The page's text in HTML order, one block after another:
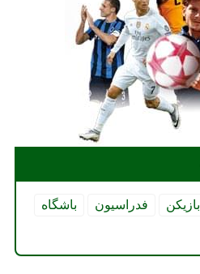
بازیكن فدراسیون
باشگاه